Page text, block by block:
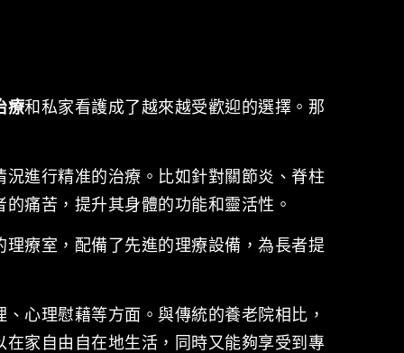
療和私家看護成了越來越受歡迎的選擇。那
進行精准的治療。比如針對關節炎、脊柱
痛苦，提升其身體的功能和靈活性。
療室，配備了先進的理療設備，為長者提
心理慰藉等方面。與傳統的養老院相比，
家自由自在地生活，同時又能夠享受到專